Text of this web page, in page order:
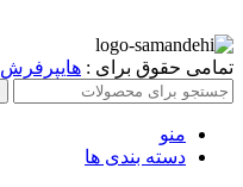
تمامی حقوق برای : هایپرفرش
منو
دسته بندی ها